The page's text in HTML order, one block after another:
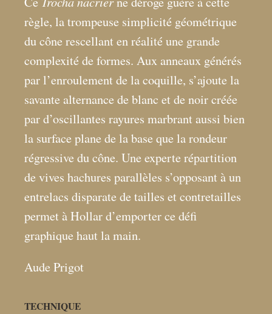
règle, la trompeuse simplicité géométrique
du cône rescellant en réalité une grande
complexité de formes. Aux anneaux générés
par l’enroulement de la coquille, s’ajoute la
savante alternance de blanc et de noir créée
par d’oscillantes rayures marbrant aussi bien
la surface plane de la base que la rondeur
régressive du cône. Une experte répartition
de vives hachures parallèles s’opposant à un
entrelacs disparate de tailles et contretailles
permet à Hollar d’emporter ce défi
graphique haut la main.
Aude Prigot
TECHNIQUE